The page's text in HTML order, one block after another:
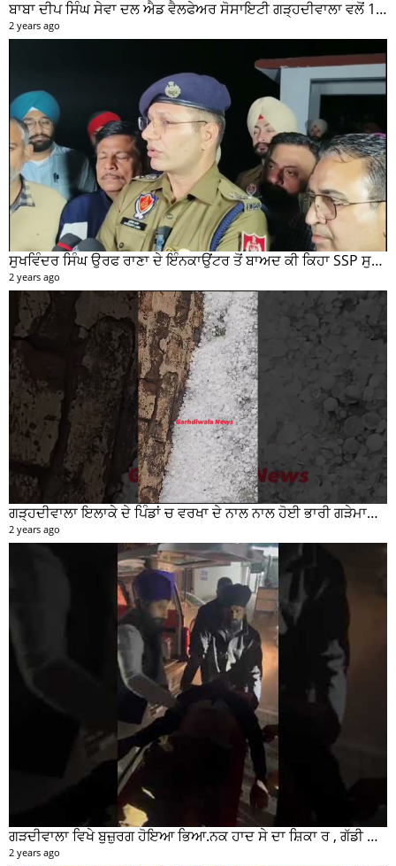
ਬਾਬਾ ਦੀਪ ਸਿੰਘ ਸੇਵਾ ਦਲ ਐਡ ਵੈਲਫੇਅਰ ਸੋਸਾਇਟੀ ਗੜ੍ਹਦੀਵਾਲਾ ਵਲੋਂ 100 ਵਾਂ ਮਹੀਨਾਵਾਰ ਰਾਸ਼ਨ ਵੰਡ ਸਮਾਰੋਹ ਕਰਵਾਇਆ
2 years ago
ਸੁਖਵਿੰਦਰ ਸਿੰਘ ਉਰਫ ਰਾਣਾ ਦੇ ਇੰਨਕਾਉਂਟਰ ਤੋਂ ਬਾਅਦ ਕੀ ਕਿਹਾ SSP ਸੁਰੇਂਦਰ ਲਾਂਬਾ ਤੁਸੀਂ ਵੀ ਸੁਣੋ...
2 years ago
ਗੜ੍ਹਦੀਵਾਲਾ ਇਲਾਕੇ ਦੇ ਪਿੰਡਾਂ ਚ ਵਰਖਾ ਦੇ ਨਾਲ ਨਾਲ ਹੋਈ ਭਾਰੀ ਗੜੇਮਾਰੀ ਦੀਆਂ ਦੇਖੋ ਤਸਵੀਰਾਂ #garhdiwala #snow
2 years ago
ਗੜਦੀਵਾਲਾ ਵਿਖੇ ਬੁਜ਼ੁਰਗ ਹੋਇਆ ਭਿਆ.ਨਕ ਹਾਦ ਸੇ ਦਾ ਸ਼ਿਕਾ ਰ , ਗੱਡੀ ਸਵਾਰ ਮੌਕੇ ਤੋ ਫਰਾਰ
2 years ago